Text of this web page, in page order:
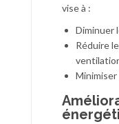
vise à :
Diminuer
Réduire
Minimiser